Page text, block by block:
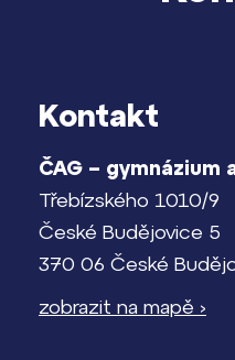
Kontakt
ČAG – gymnázium
Třebízského 1010/9
České Budějovice 5
370 06 České
zobrazit na mapě ›